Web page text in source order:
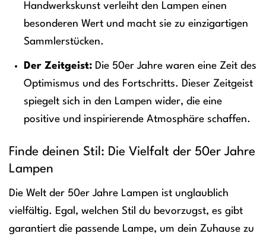
Handwerkskunst verleiht den Lampen einen
besonderen Wert und macht sie zu einzigartigen
Sammlerstücken.
Der Zeitgeist:Die 50er Jahre waren eine Zeit des
Optimismus und des Fortschritts. Dieser Zeitgeist
spiegelt sich in den Lampen wider, die eine
positive und inspirierende Atmosphäre schaffen.
Finde deinen Stil: Die Vielfalt der 50er Jahre
Lampen
Die Welt der 50er Jahre Lampen ist unglaublich
vielfältig. Egal, welchen Stil du bevorzugst, es gibt
garantiert die passende Lampe, um dein Zuhause zu